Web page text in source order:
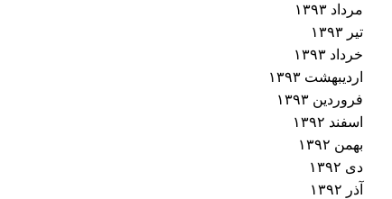
مرداد ۱۳۹۳
تیر ۱۳۹۳
خرداد ۱۳۹۳
اردیبهشت ۱۳۹۳
فروردین ۱۳۹۳
اسفند ۱۳۹۲
بهمن ۱۳۹۲
دی ۱۳۹۲
آذر ۱۳۹۲